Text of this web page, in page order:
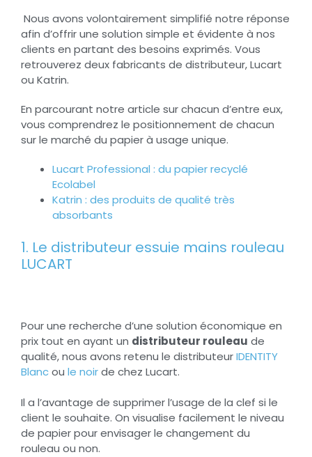
Nous avons volontairement simplifié notre réponse
afin d’offrir une solution simple et évidente à nos
clients en partant des besoins exprimés. Vous
retrouverez deux fabricants de distributeur, Lucart
ou Katrin.
En parcourant notre article sur chacun d’entre eux,
vous comprendrez le positionnement de chacun
sur le marché du papier à usage unique.
Lucart Professional : du papier recyclé
Ecolabel
Katrin : des produits de qualité très
absorbants
1. Le distributeur essuie mains rouleau
LUCART
Pour une recherche d’une solution économique en
prix tout en ayant un distributeur rouleau de
qualité, nous avons retenu le distributeurIDENTITY
Blancou le noirde chez Lucart.
Il a l’avantage de supprimer l’usage de la clef si le
client le souhaite. On visualise facilement le niveau
de papier pour envisager le changement du
rouleau ou non.